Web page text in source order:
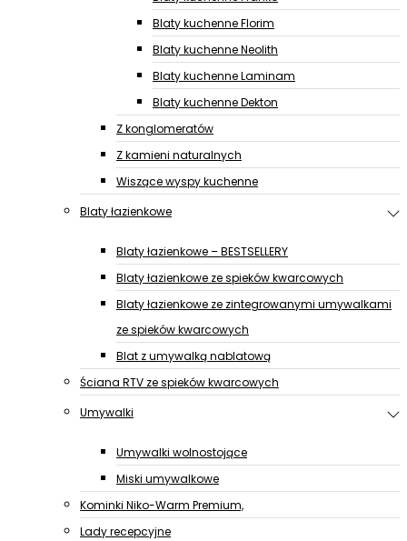
Blaty kuchenne Florim
Blaty kuchenne Neolith
Blaty kuchenne Laminam
Blaty kuchenne Dekton
Z konglomeratów
Z kamieni naturalnych
Wiszące wyspy kuchenne
Blaty łazienkowe
Blaty łazienkowe – BESTSELLERY
Blaty łazienkowe ze spieków kwarcowych
Blaty łazienkowe ze zintegrowanymi umywalkami
ze spieków kwarcowych
Blat z umywalką nablatową
Ściana RTV ze spieków kwarcowych
Umywalki
Umywalki wolnostojące
Miski umywalkowe
Kominki Niko-Warm Premium,
Lady recepcyjne